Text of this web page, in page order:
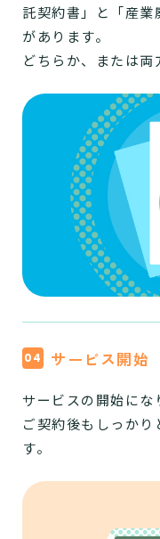
託契約書」と「産
があります。
どちらか、または両
サービス開始
サービスの開始にな
ご契約後もしっか
す。